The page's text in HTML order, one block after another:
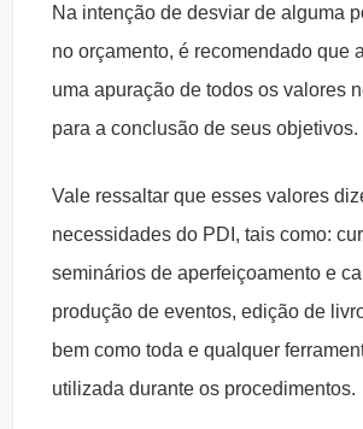
Na intenção de desviar de alguma
no orçamento, é recomendado que
uma apuração de todos os valores
para a conclusão de seus objetivos.
Vale ressaltar que esses valores
necessidades do PDI, tais como:
seminários de aperfeiçoamento e
produção de eventos, edição de
bem como toda e qualquer
utilizada durante os procedimentos.